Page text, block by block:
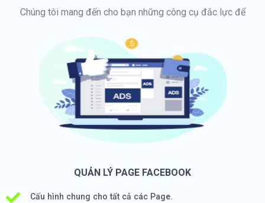
Chúng tôi mang đến cho bạn những công cụ đắc lực để
QUẢN LÝ PAGE FACEBOOK
Cấu hình chung cho tất cả các Page.